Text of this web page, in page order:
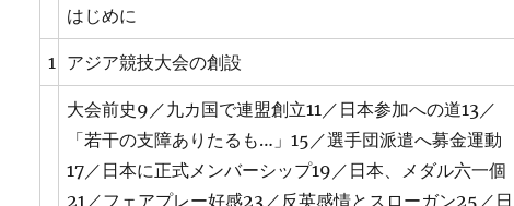
はじめに
1 アジア競技大会の創設
大会前史9／九カ国で連盟創立11／日本参加への道13／
「若干の支障ありたるも…」15／選手団派遣へ募金運動
17／日本に正式メンバーシップ19／日本、メダル六一個
21／フェアプレー好感23／反英感情とスローガン25／日